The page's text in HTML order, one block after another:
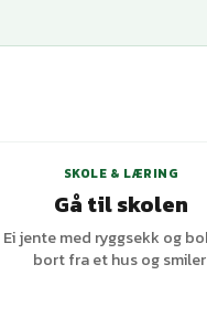
SKOLE & LÆRING
Gå til skolen
Ei jente med ryggsekk og
bort fra et hus og